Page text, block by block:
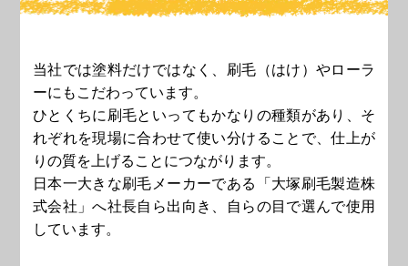
当社では塗料だけではなく、刷毛（はけ）やローラ
ーにもこだわっています。
ひとくちに刷毛といってもかなりの種類があり、そ
れぞれを現場に合わせて使い分けることで、仕上が
りの質を上げることにつながります。
日本一大きな刷毛メーカーである「大塚刷毛製造株
式会社」へ社長自ら出向き、自らの目で選んで使用
しています。